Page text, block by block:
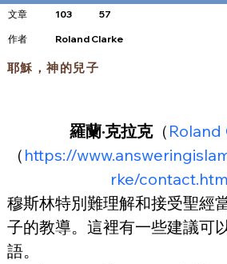
文章 103 57
​作者 Roland Clarke
耶穌，神的兒子
羅蘭·克拉克（ Roland
（ https://
rke/contact.html
穆斯林特別難理解和接受聖經
子的教導。這裡有一些建議可
語。